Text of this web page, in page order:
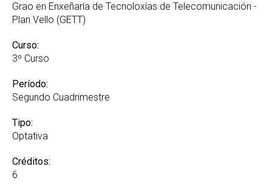
Grao en Enxeñaría de Tecnoloxías de Telecomunicación -
Plan Vello (GETT)
Curso:
3º Curso
Período:
Segundo Cuadrimestre
Tipo:
Optativa
Créditos:
6